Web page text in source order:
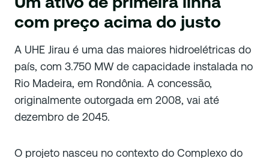
com preço acima do justo
A UHE Jirau é uma das maiores hidroelétricas do
país, com 3.750 MW de capacidade instalada no
Rio Madeira, em Rondônia. A concessão,
originalmente outorgada em 2008, vai até
dezembro de 2045.
O projeto nasceu no contexto do Complexo do